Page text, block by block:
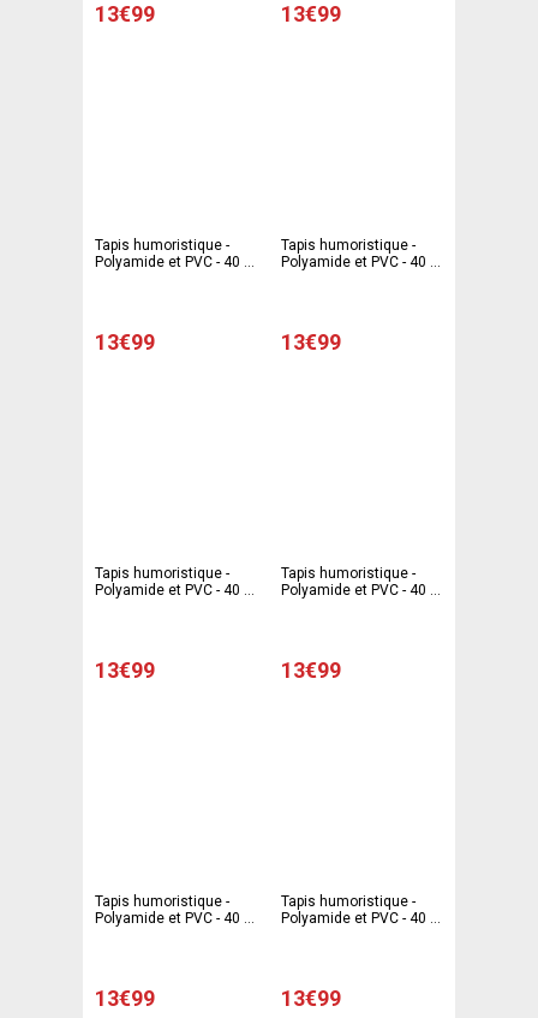
13€99 13€99
Tapis humoristique -
Polyamide et PVC - 40 x
13€99
Tapis humoristique -
Polyamide et PVC - 40 x
13€99
Tapis humoristique -
Polyamide et PVC - 40 x
13€99
Tapis humoristique -
Polyamide et PVC - 40 x
13€99
Tapis humoristique -
Polyamide et PVC - 40 x
13€99
Tapis humoristique -
Polyamide et PVC - 40 x
13€99